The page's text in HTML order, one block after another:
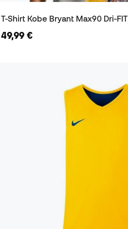
T-Shirt Kobe Bryant Max90 Dri-FIT
49,99 €